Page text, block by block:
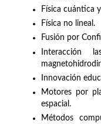
Física cuántica
Física no lineal.
Fusión por
Interacción
Innovación
Motores por
espacial.
Métodos